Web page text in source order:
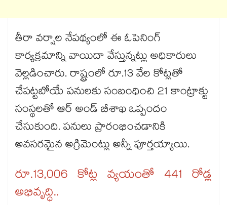
తీరా వర్షాల నేపథ్యంలో ఈ ఓపెనింగ్
కార్యక్రమాన్ని వాయిదా వేస్తున్నట్లు అధికారులు
వెల్లడించారు. రాష్ట్రంలో రూ.13 వేల కోట్లతో
చేపట్టబోయే పనులకు సంబంధించి 21 కాంట్రాక్టు
సంస్థలతో ఆర్ అండ్ బీశాఖ ఒప్పందం
చేసుకుంది. పనులు ప్రారంభించడానికి
అవసరమైన అగ్రిమెంట్లు అన్నీ పూర్తయ్యాయి.
రూ.13,006 కోట్ల వ్యయంతో 441 రోడ్ల
అభివృద్ధి..